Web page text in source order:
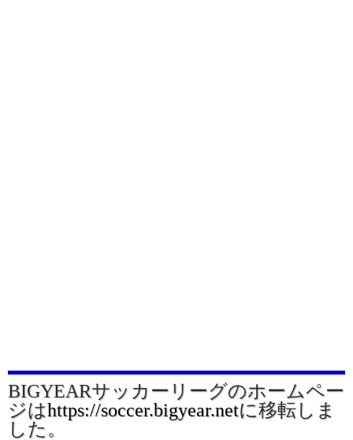
BIGYEARサッカーリーグのホームペー
ジはhttps://soccer.bigyear.netに移転しま
した。